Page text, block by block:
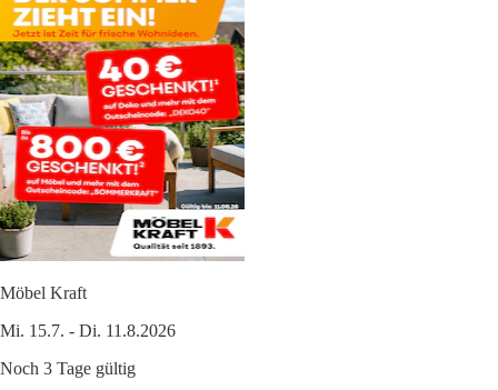
Möbel Kraft
Mi. 15.7. - Di. 11.8.2026
Noch 3 Tage gültig